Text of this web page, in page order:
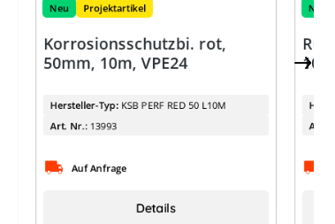
Neu Projektartikel
Korrosionsschutzbi. rot,
50mm, 10m, VPE24
Hersteller-Typ: KSB PERF RED 50 L10M
Art. Nr.: 13993
Auf Anfrage
Details
Neu
Art.